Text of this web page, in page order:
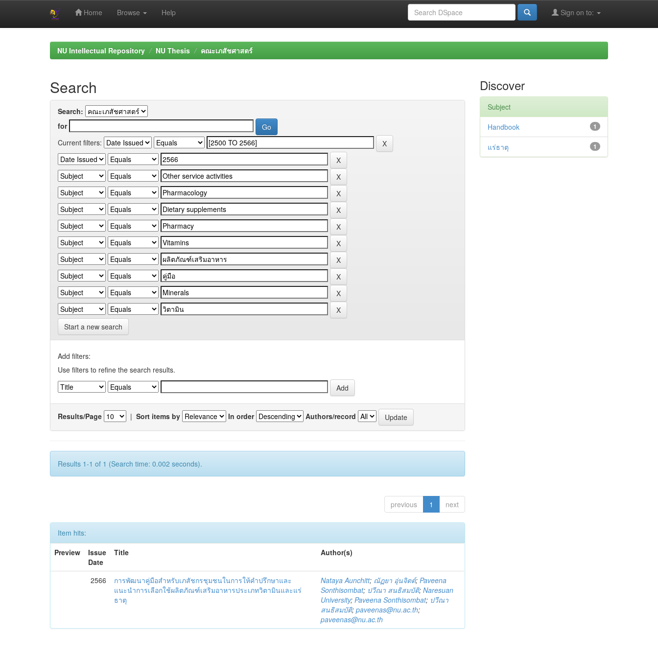
Home Browse Help Sign on to:
NU Intellectual Repository NU Thesis คณะเภสัชศาสตร์
Search
Search:
for
Current filters:
Start a new search
Add filters:
Use filters to refine the search results.
Results/Page | Sort items by In order Authors/record
Results 1-1 of 1 (Search time: 0.002 seconds).
previous 1 next
Item hits:
Preview
Issue
Date
Title Author(s)
2566
การพัฒนาคู่มือสำหรับเภสัชกรชุมชนในการให้คำปรึกษาและ
แนะนำการเลือกใช้ผลิตภัณฑ์เสริมอาหารประเภทวิตามินและแร่
ธาตุ
Nataya Aunchitt; ณัฏยา อุ่นจิตต์;Paveena
Sonthisombat; ปวีณา สนธิสมบัติ;Naresuan
University;Paveena Sonthisombat; ปวีณา
สนธิสมบัติ;paveenas@nu.ac.th;
paveenas@nu.ac.th
Discover
Subject
1
Handbook
1
แร่ธาตุ